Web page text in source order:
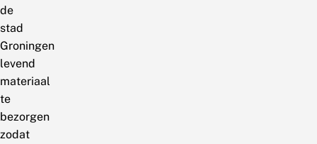
de
stad
Groningen
levend
materiaal
te
bezorgen
zodat